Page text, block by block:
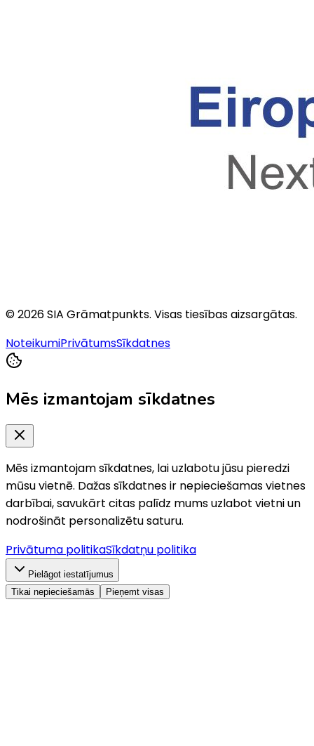
©2026SIA Grāmatpunkts. Visas tiesības aizsargātas.
NoteikumiPrivātumsSīkdatnes
Mēs izmantojam sīkdatnes
Mēs izmantojam sīkdatnes, lai uzlabotu jūsu pieredzi
mūsu vietnē. Dažas sīkdatnes ir nepieciešamas vietnes
darbībai, savukārt citas palīdz mums uzlabot vietni un
nodrošināt personalizētu saturu.
Privātuma politikaSīkdatņu politika
Pielāgot iestatījumus
Tikai nepieciešamās
Pieņemt visas